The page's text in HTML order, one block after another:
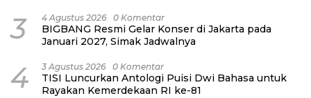
3 4 Agustus 2026 0 Komentar
BIGBANG Resmi Gelar Konser di Jakarta pada
Januari 2027, Simak Jadwalnya
4 3 Agustus 2026 0 Komentar
TISI Luncurkan Antologi Puisi Dwi Bahasa untuk
Rayakan Kemerdekaan RI ke-81